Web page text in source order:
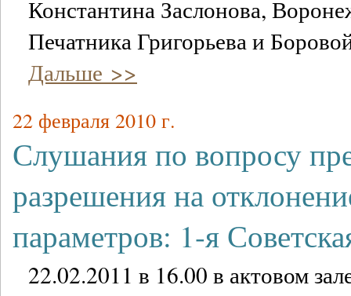
Константина Заслонова,
Печатника Григорьева и
Дальше >>
22 февраля 2010 г.
Слушания по вопросу
разрешения на
параметров: 1-я
22.02.2011 в 16.00 в актовом